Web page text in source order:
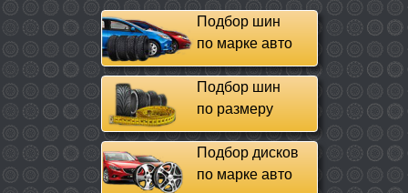
Подбор шин
по марке авто
Подбор шин
по размеру
Подбор дисков
по марке авто